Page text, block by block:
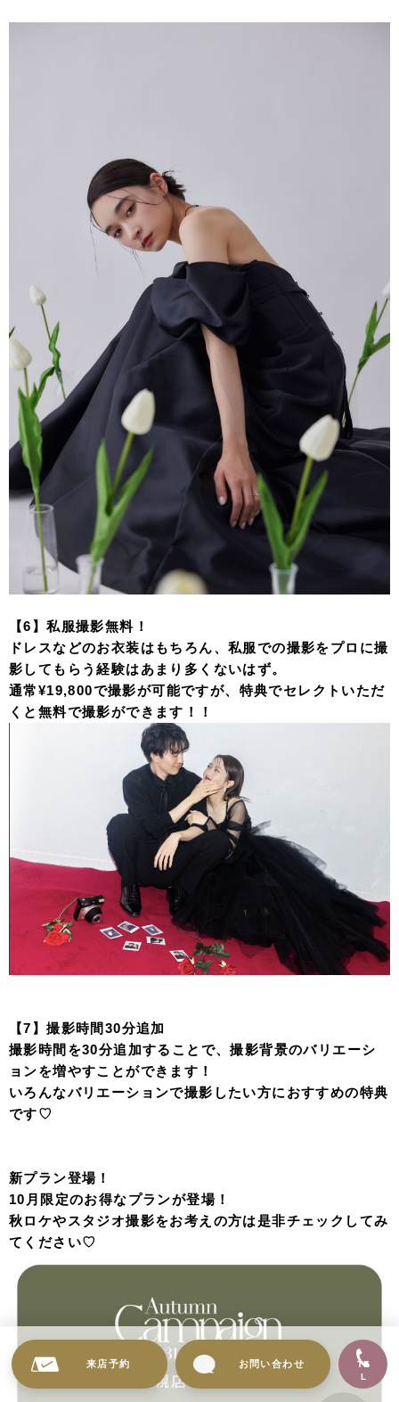
【6】私服撮影無料！
ドレスなどのお衣装はもちろん、私服での撮影をプロに撮
影してもらう経験はあまり多くないはず。
通常¥19,800で撮影が可能ですが、特典でセレクトいただ
くと無料で撮影ができます！！
【7】撮影時間30分追加
撮影時間を30分追加することで、撮影背景のバリエーシ
ョンを増やすことができます！
いろんなバリエーションで撮影したい方におすすめの特典
です♡
新プラン登場！
10月限定のお得なプランが登場！
秋ロケやスタジオ撮影をお考えの方は是非チェックしてみ
てください♡
来店予約 お問い合わせ
TE
L